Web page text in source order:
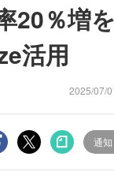
20％増
活用
2025/07/
通知